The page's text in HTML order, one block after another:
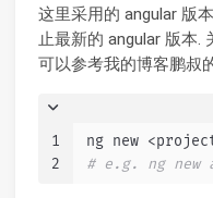
这里采用的 angular 版
止最新的 angular 版本.
可以参考我的博客鹏叔
1
2
ng new
# e.g. ng new